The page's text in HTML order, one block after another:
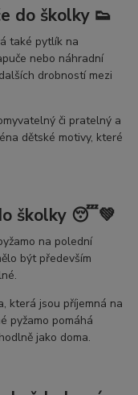
do školky 👟
také pytlík na
nebo náhradní
drobností mezi
či pratelný a
dětské motivy, které
školky 😴💚
na polední
být především
která jsou příjemná na
pyžamo pomáhá
jako doma.